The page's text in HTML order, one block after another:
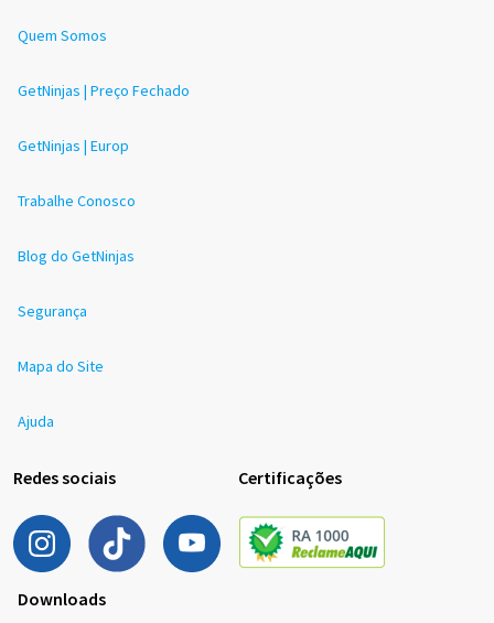
Quem Somos
GetNinjas | Preço Fechado
GetNinjas | Europ
Trabalhe Conosco
Blog do GetNinjas
Segurança
Mapa do Site
Ajuda
Redes sociais Certificações
Downloads